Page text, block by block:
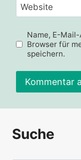
Website
Name, E-
Browser für
speichern.
Alternative:
Suche